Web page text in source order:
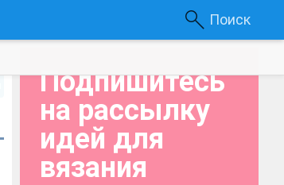
Поиск
Подпишитесь
на рассылку
идей для
вязания